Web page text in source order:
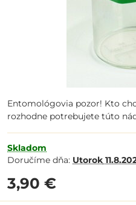
Entomológovia pozor! Kto
rozhodne potrebujete túto
Skladom
Doručíme dňa: Utorok
3,90 €